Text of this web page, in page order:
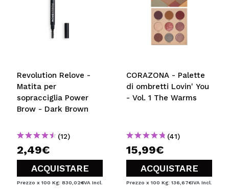
Revolution Relove -
Matita per
sopracciglia Power
Brow - Dark Brown
(12)
2,49€
ACQUISTARE
Prezzo x 100 Kg: 830,02€IVA Incl.
CORAZONA - Palette
di ombretti Lovin' You
- Vol. 1 The Warms
(41)
15,99€
ACQUISTARE
Prezzo x 100 Kg: 136,67€IVA Incl.